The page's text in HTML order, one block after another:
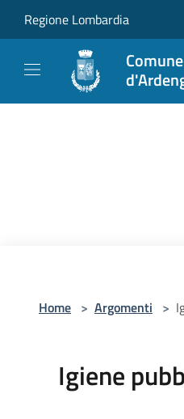
Regione Lombardia
Home > Argomenti >
Igiene